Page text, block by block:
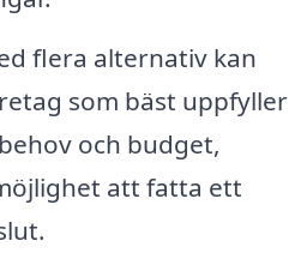
flera alternativ kan
som bäst uppfyller
och budget,
att fatta ett